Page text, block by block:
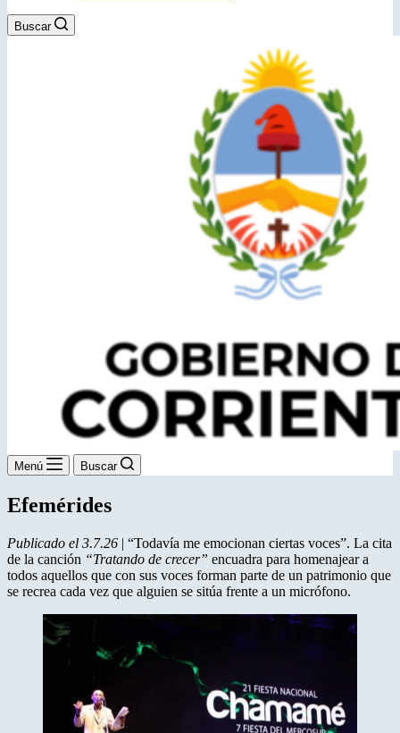
Buscar
Menú Buscar
Efemérides
Publicado el 3.7.26 | “Todavía me emocionan ciertas voces”. La cita
de la canción “Tratando de crecer” encuadra para homenajear a
todos aquellos que con sus voces forman parte de un patrimonio que
se recrea cada vez que alguien se sitúa frente a un micrófono.